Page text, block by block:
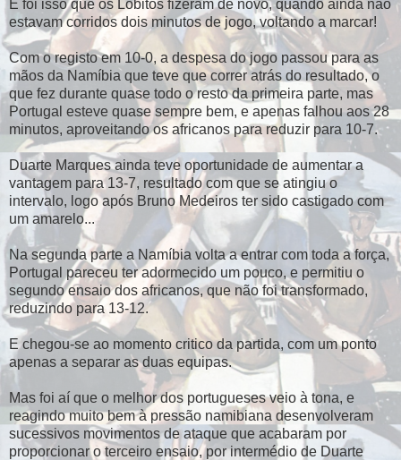
E foi isso que os Lobitos fizeram de novo, quando ainda não
estavam corridos dois minutos de jogo, voltando a marcar!
Com o registo em 10-0, a despesa do jogo passou para as
mãos da Namíbia que teve que correr atrás do resultado, o
que fez durante quase todo o resto da primeira parte, mas
Portugal esteve quase sempre bem, e apenas falhou aos 28
minutos, aproveitando os africanos para reduzir para 10-7.
Duarte Marques ainda teve oportunidade de aumentar a
vantagem para 13-7, resultado com que se atingiu o
intervalo, logo após Bruno Medeiros ter sido castigado com
um amarelo...
Na segunda parte a Namíbia volta a entrar com toda a força,
Portugal pareceu ter adormecido um pouco, e permitiu o
segundo ensaio dos africanos, que não foi transformado,
reduzindo para 13-12.
E chegou-se ao momento critico da partida, com um ponto
apenas a separar as duas equipas.
Mas foi aí que o melhor dos portugueses veio à tona, e
reagindo muito bem à pressão namibiana desenvolveram
sucessivos movimentos de ataque que acabaram por
proporcionar o terceiro ensaio, por intermédio de Duarte